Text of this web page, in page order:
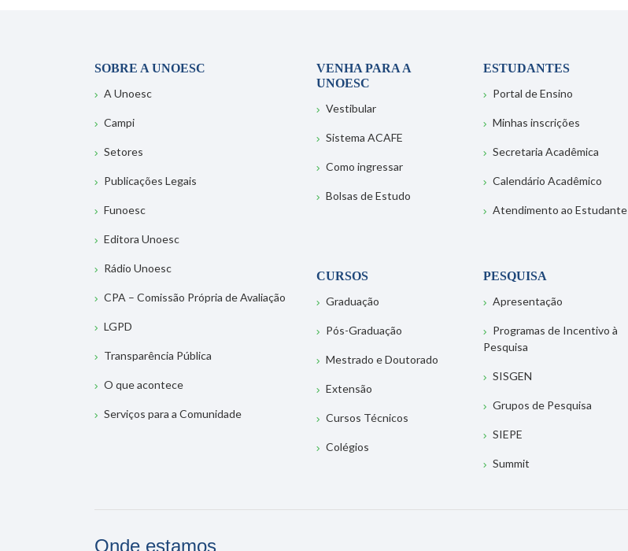
SOBRE A UNOESC
A Unoesc
Campi
Setores
Publicações Legais
Funoesc
Editora Unoesc
Rádio Unoesc
CPA – Comissão Própria de Avaliação
LGPD
Transparência Pública
O que acontece
Serviços para a Comunidade
VENHA PARA A
UNOESC
Vestibular
Sistema ACAFE
Como ingressar
Bolsas de Estudo
ESTUDANTES
Portal de Ensino
Minhas inscrições
Secretaria Acadêmica
Calendário Acadêmico
Atendimento ao Estudante
CURSOS
Graduação
Pós-Graduação
Mestrado e Doutorado
Extensão
Cursos Técnicos
Colégios
PESQUISA
Apresentação
Programas de Incentivo à
Pesquisa
SISGEN
Grupos de Pesquisa
SIEPE
Summit
Onde estamos